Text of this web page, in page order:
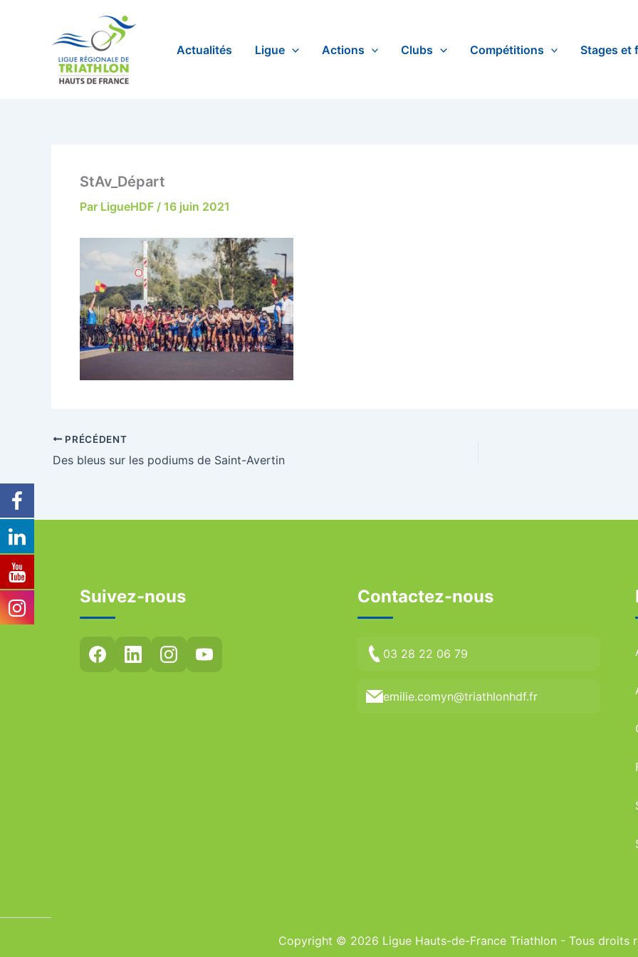
Actualités Ligue Actions Clubs Compétitions Stages et
StAv_Départ
Par LigueHDF / 16 juin 2021
PRÉCÉDENT
Des bleus sur les podiums de Saint-Avertin
Suivez-nous Contactez-nous
03 28 22 06 79
emilie.comyn@triathlonhdf.fr
Copyright © 2026 Ligue Hauts-de-France Triathlon - Tous droits